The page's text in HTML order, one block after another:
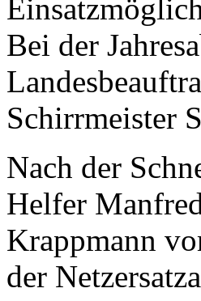
Bei der
Schirrmeister
Nach der
Helfer
Krappmann
der